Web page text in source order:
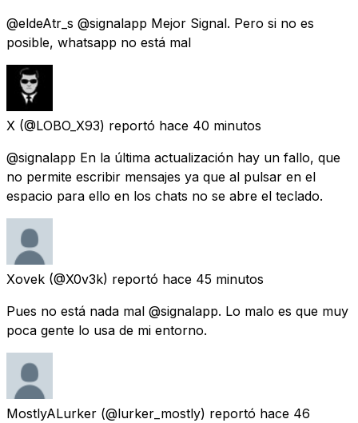
@eldeAtr_s @signalapp Mejor Signal. Pero si no es
posible, whatsapp no está mal
X (@LOBO_X93) reportó hace 40 minutos
@signalapp En la última actualización hay un fallo, que
no permite escribir mensajes ya que al pulsar en el
espacio para ello en los chats no se abre el teclado.
Xovek (@X0v3k) reportó hace 45 minutos
Pues no está nada mal @signalapp. Lo malo es que muy
poca gente lo usa de mi entorno.
MostlyALurker (@lurker_mostly) reportó hace 46